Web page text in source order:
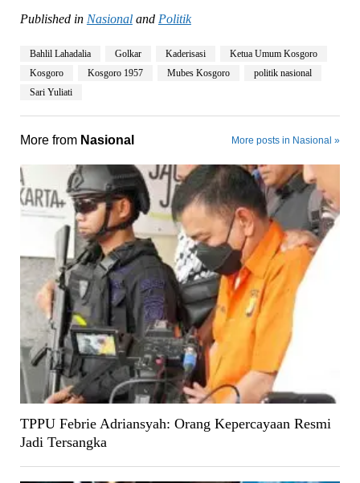
Published in Nasionaland Politik
Bahlil Lahadalia Golkar Kaderisasi
Ketua Umum Kosgoro
Kosgoro
Kosgoro 1957 Mubes Kosgoro
politik nasional
Sari Yuliati
More from Nasional More posts in Nasional »
TPPU Febrie Adriansyah: Orang Kepercayaan Resmi
Jadi Tersangka